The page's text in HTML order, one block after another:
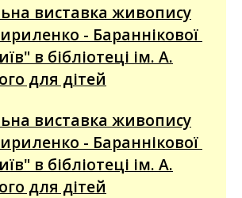
виставка живопису
- Бараннікової
в бібліотеці ім. А.
для дітей
виставка живопису
- Бараннікової
в бібліотеці ім. А.
для дітей